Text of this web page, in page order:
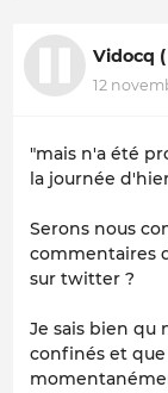
Vidocq
12
"mais n'a été
la journée
Serons nous
commentaires
sur twitter ?
Je sais bien qu
confinés et